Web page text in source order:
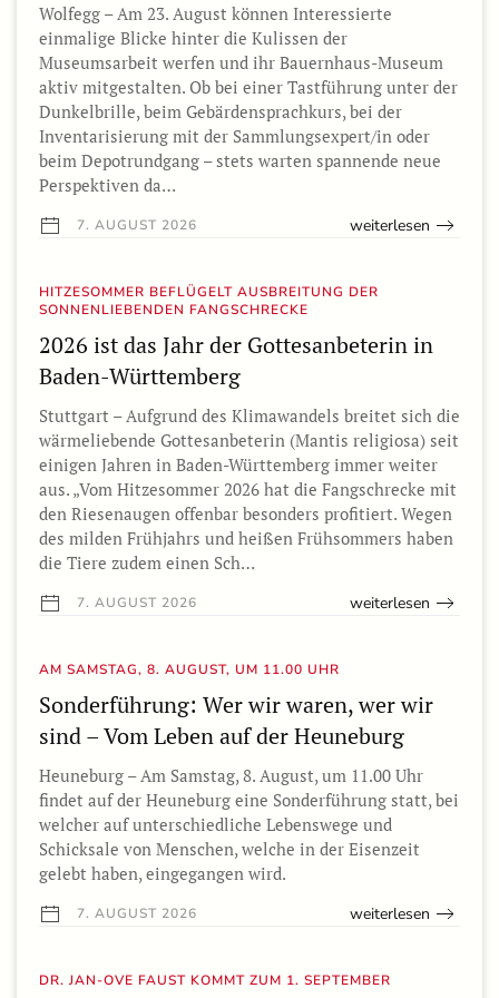
Wolfegg – Am 23. August können Interessierte
einmalige Blicke hinter die Kulissen der
Museumsarbeit werfen und ihr Bauernhaus-Museum
aktiv mitgestalten. Ob bei einer Tastführung unter der
Dunkelbrille, beim Gebärdensprachkurs, bei der
Inventarisierung mit der Sammlungsexpert/in oder
beim Depotrundgang – stets warten spannende neue
Perspektiven da…
7. AUGUST 2026 weiterlesen
HITZESOMMER BEFLÜGELT AUSBREITUNG DER
SONNENLIEBENDEN FANGSCHRECKE
2026 ist das Jahr der Gottesanbeterin in
Baden-Württemberg
Stuttgart – Aufgrund des Klimawandels breitet sich die
wärmeliebende Gottesanbeterin (Mantis religiosa) seit
einigen Jahren in Baden-Württemberg immer weiter
aus. „Vom Hitzesommer 2026 hat die Fangschrecke mit
den Riesenaugen offenbar besonders profitiert. Wegen
des milden Frühjahrs und heißen Frühsommers haben
die Tiere zudem einen Sch…
7. AUGUST 2026 weiterlesen
AM SAMSTAG, 8. AUGUST, UM 11.00 UHR
Sonderführung: Wer wir waren, wer wir
sind – Vom Leben auf der Heuneburg
Heuneburg – Am Samstag, 8. August, um 11.00 Uhr
findet auf der Heuneburg eine Sonderführung statt, bei
welcher auf unterschiedliche Lebenswege und
Schicksale von Menschen, welche in der Eisenzeit
gelebt haben, eingegangen wird.
7. AUGUST 2026 weiterlesen
DR. JAN-OVE FAUST KOMMT ZUM 1. SEPTEMBER